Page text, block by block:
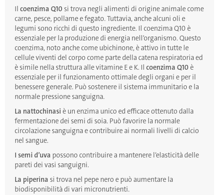
Il coenzima Q10 si trova negli alimenti di origine animale come
carne, pesce, pollame e fegato. Tuttavia, anche alcuni oli e
legumi sono ricchi di questo ingrediente. Il coenzima Q10 è
essenziale per la produzione di energia nell’organismo. Questo
coenzima, noto anche come ubichinone, è attivo in tutte le
cellule viventi del corpo come parte della catena respiratoria ed
è simile nella struttura alle vitamine E e K. Il coenzima Q10 è
essenziale per il funzionamento ottimale degli organi e per il
benessere generale. Può sostenere il sistema immunitario e la
normale pressione sanguigna.
La nattochinasi è un enzima unico ed efficace ottenuto dalla
fermentazione dei semi di soia. Può favorire la normale
circolazione sanguigna e contribuire ai normali livelli di calcio
nel sangue.
I semi d’uva possono contribuire a mantenere l’elasticità delle
pareti dei vasi sanguigni.
La piperina si trova nel pepe nero e può aumentare la
biodisponibilità di vari micronutrienti.